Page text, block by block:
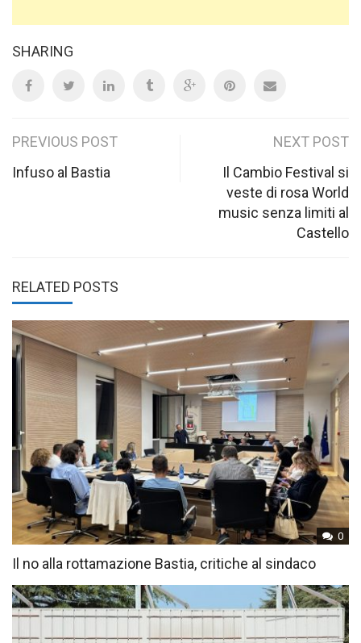
SHARING
Post
navigation
PREVIOUS POST
Infuso al Bastia
NEXT POST
Il Cambio Festival si
veste di rosa World
music senza limiti al
Castello
RELATED POSTS
0
Il no alla rottamazione Bastia, critiche al sindaco